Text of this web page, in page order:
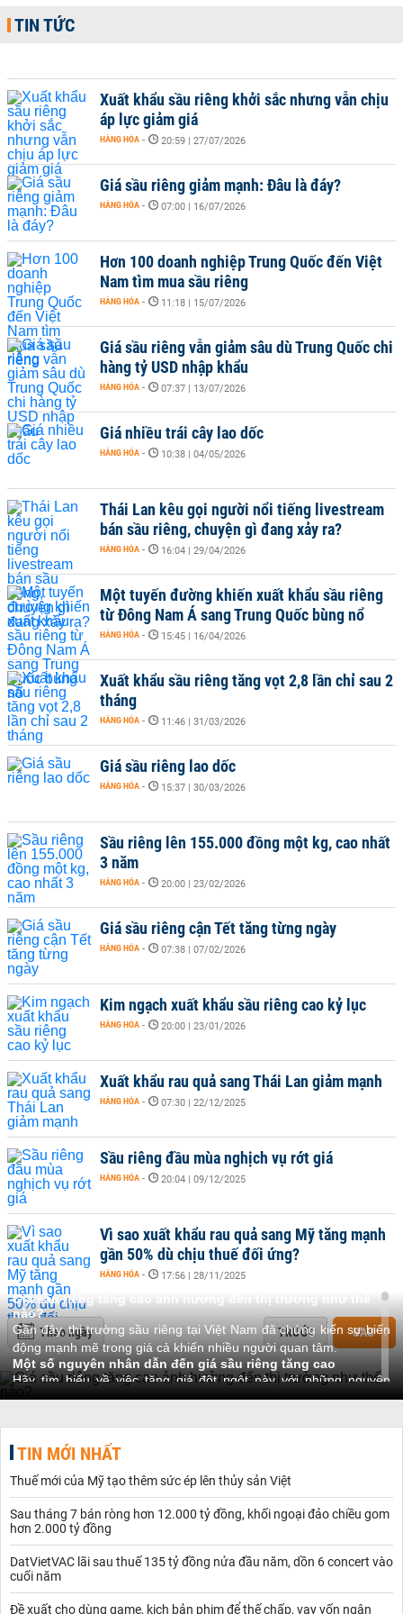
TIN TỨC
Xuất khẩu sầu riêng khởi sắc nhưng vẫn chịu
áp lực giảm giá
HÀNG HÓA - 20:59 | 27/07/2026
Giá sầu riêng giảm mạnh: Đâu là đáy?
HÀNG HÓA - 07:00 | 16/07/2026
Hơn 100 doanh nghiệp Trung Quốc đến Việt
Nam tìm mua sầu riêng
HÀNG HÓA - 11:18 | 15/07/2026
Giá sầu riêng vẫn giảm sâu dù Trung Quốc chi
hàng tỷ USD nhập khẩu
HÀNG HÓA - 07:37 | 13/07/2026
Giá nhiều trái cây lao dốc
HÀNG HÓA - 10:38 | 04/05/2026
Thái Lan kêu gọi người nổi tiếng livestream
bán sầu riêng, chuyện gì đang xảy ra?
HÀNG HÓA - 16:04 | 29/04/2026
Một tuyến đường khiến xuất khẩu sầu riêng
từ Đông Nam Á sang Trung Quốc bùng nổ
HÀNG HÓA - 15:45 | 16/04/2026
Xuất khẩu sầu riêng tăng vọt 2,8 lần chỉ sau 2
tháng
HÀNG HÓA - 11:46 | 31/03/2026
Giá sầu riêng lao dốc
HÀNG HÓA - 15:37 | 30/03/2026
Sầu riêng lên 155.000 đồng một kg, cao nhất
3 năm
HÀNG HÓA - 20:00 | 23/02/2026
Giá sầu riêng cận Tết tăng từng ngày
HÀNG HÓA - 07:38 | 07/02/2026
Kim ngạch xuất khẩu sầu riêng cao kỷ lục
HÀNG HÓA - 20:00 | 23/01/2026
Xuất khẩu rau quả sang Thái Lan giảm mạnh
HÀNG HÓA - 07:30 | 22/12/2025
Sầu riêng đầu mùa nghịch vụ rớt giá
HÀNG HÓA - 20:04 | 09/12/2025
Vì sao xuất khẩu rau quả sang Mỹ tăng mạnh
gần 50% dù chịu thuế đối ứng?
HÀNG HÓA - 17:56 | 28/11/2025
Theo ngày TRƯỚC SAU
Giá sầu riêng tăng cao ảnh hưởng đến thị trường như thế
nào?
Gần đây, thị trường sầu riêng tại Việt Nam đã chứng kiến sự biến
động mạnh mẽ trong giá cả khiến nhiều người quan tâm.
Một số nguyên nhân dẫn đến giá sầu riêng tăng cao
Hãy tìm hiểu về việc tăng giá đột ngột này với những nguyên
nhân dưới đây:
Điều kiện thời tiết ngày càng khó lường trước với những biến
động thất thường trong nhiệt độ và lượng mưa. Điều này có thể
sầu riêng khiến giá sầu riêng tăng cao.
Nhu cầu mua tăng đột biến
Sản lượng ít song nhu cầu thị trường Trung Quốc vẫn lớn dẫn đến
các thương lái tranh giành nhau mua hàng, đẩy giá mua cao lên.
Bên cạnh đó, ông Đặng Phúc Nguyên, Tổng Thư ký Hiệp hội Rau
quả cho biết, do thương lái tranh mua nên cũng chính họ và cả
Những ảnh hưởng đến người tiêu dùng và doanh nghiệp
TIN MỚI NHẤT
Thuế mới của Mỹ tạo thêm sức ép lên thủy sản Việt
Sau tháng 7 bán ròng hơn 12.000 tỷ đồng, khối ngoại đảo chiều gom
hơn 2.000 tỷ đồng
DatVietVAC lãi sau thuế 135 tỷ đồng nửa đầu năm, dồn 6 concert vào
cuối năm
Đề xuất cho dùng game, kịch bản phim để thế chấp, vay vốn ngân